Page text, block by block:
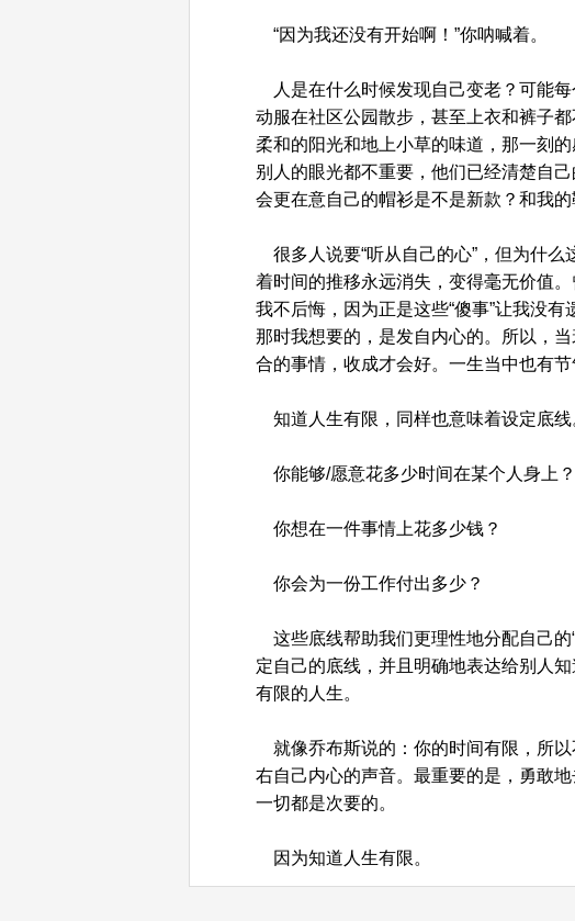
“因为我还没有开始啊！”你呐喊着。
人是在什么时候发现自己变老？可能
动服在社区公园散步，甚至上衣和裤子
柔和的阳光和地上小草的味道，那一刻
别人的眼光都不重要，他们已经清楚自
会更在意自己的帽衫是不是新款？和我
很多人说要“听从自己的心”，但为什
着时间的推移永远消失，变得毫无价值
我不后悔，因为正是这些“傻事”让我没
那时我想要的，是发自内心的。所以，
合的事情，收成才会好。一生当中也有节
知道人生有限，同样也意味着设定底线
你能够/愿意花多少时间在某个人身上？
你想在一件事情上花多少钱？
你会为一份工作付出多少？
这些底线帮助我们更理性地分配自己的
定自己的底线，并且明确地表达给别人
有限的人生。
就像乔布斯说的：你的时间有限，所
右自己内心的声音。最重要的是，勇敢
一切都是次要的。
因为知道人生有限。